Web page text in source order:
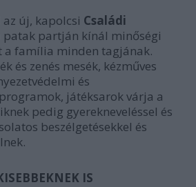
új, kapolcsi Családi
patak partján kínál minőségi
a família minden tagjának.
és zenés mesék, kézműves
és
játéksarok várja a
pedig gyerekneveléssel és
beszélgetésekkel és
IS